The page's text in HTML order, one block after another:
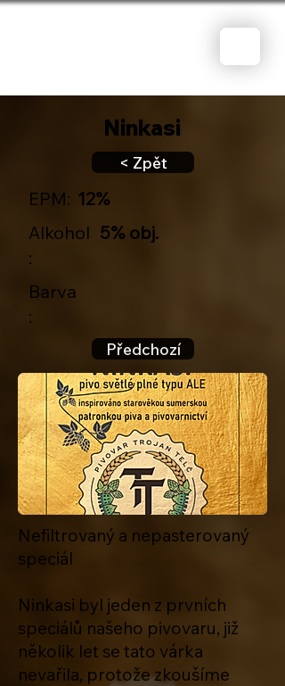
Ninkasi
< Zpět
EPM: 12%
Alkohol
:
5% obj.
Barva
:
Předchozí
Nefiltrovaný a nepasterovaný
speciál
Ninkasi byl jeden z prvních
speciálů našeho pivovaru, již
několik let se tato várka
nevařila, protože zkoušíme